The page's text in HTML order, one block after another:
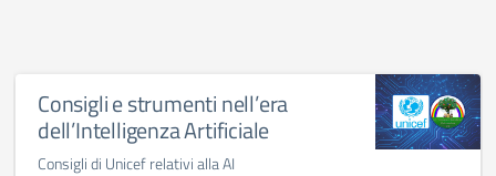
Consigli e strumenti nell’era
dell’Intelligenza Artificiale
Consigli di Unicef relativi alla AI